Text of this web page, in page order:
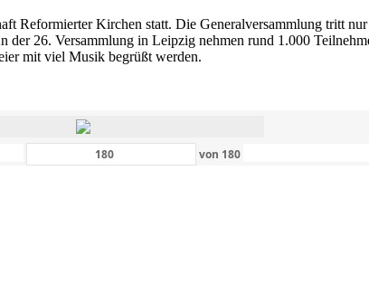
Reformierter Kirchen statt. Die Generalversammlung tritt
der 26. Versammlung in Leipzig nehmen rund 1.000
mit viel Musik begrüßt werden.
von 180